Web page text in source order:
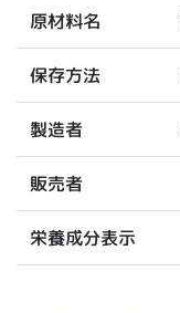
原材料名
保存方法
製造者
販売者
栄養成分表示